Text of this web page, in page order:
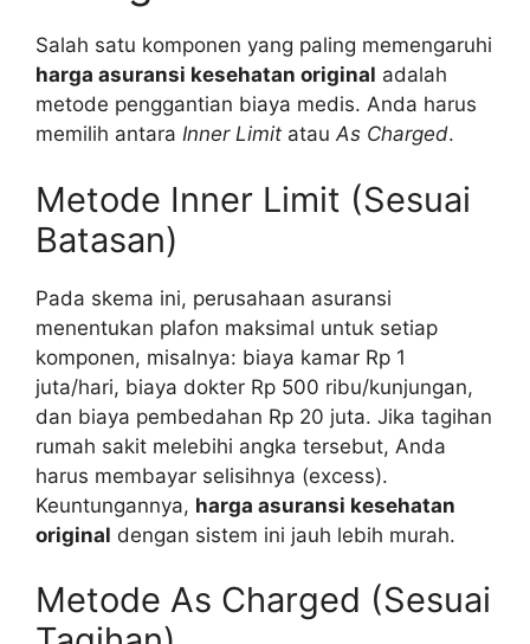
Salah satu komponen yang paling memengaruhi
harga asuransi kesehatan original adalah
metode penggantian biaya medis. Anda harus
memilih antara Inner Limit atauAs Charged.
Metode Inner Limit (Sesuai
Batasan)
Pada skema ini, perusahaan asuransi
menentukan plafon maksimal untuk setiap
komponen, misalnya: biaya kamar Rp 1
juta/hari, biaya dokter Rp 500 ribu/kunjungan,
dan biaya pembedahan Rp 20 juta. Jika tagihan
rumah sakit melebihi angka tersebut, Anda
harus membayar selisihnya (excess).
Keuntungannya, harga asuransi kesehatan
original dengan sistem ini jauh lebih murah.
Metode As Charged (Sesuai